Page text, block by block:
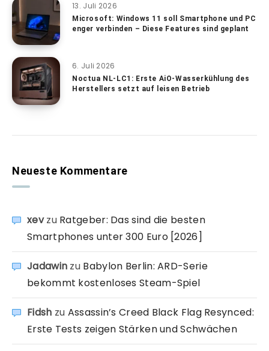
13. Juli 2026
Microsoft: Windows 11 soll Smartphone und PC
enger verbinden – Diese Features sind geplant
6. Juli 2026
Noctua NL-LC1: Erste AiO-Wasserkühlung des
Herstellers setzt auf leisen Betrieb
Neueste Kommentare
xevzu Ratgeber: Das sind die besten
Smartphones unter 300 Euro [2026]
Jadawin zu Babylon Berlin: ARD-Serie
bekommt kostenloses Steam-Spiel
Fidsh zu Assassin’s Creed Black Flag Resynced:
Erste Tests zeigen Stärken und Schwächen